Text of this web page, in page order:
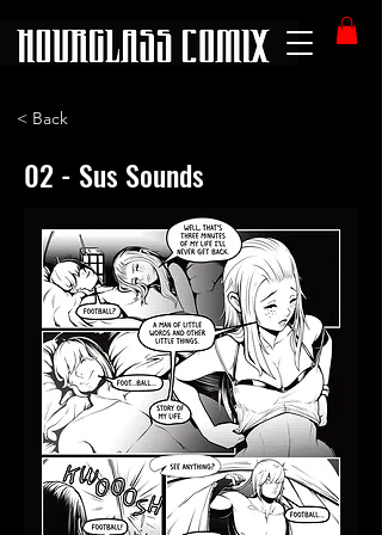
< Back
02 - Sus Sounds